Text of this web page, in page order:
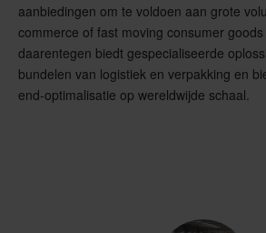
aanbiedingen om te voldoen aan grote
commerce of fast moving consumer
daarentegen biedt gespecialiseerde
bundelen van logistiek en verpakking en
end-optimalisatie op wereldwijde schaal.